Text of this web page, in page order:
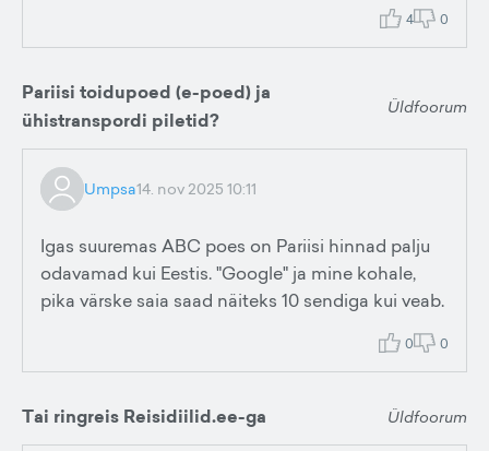
4 0
Pariisi toidupoed (e-poed) ja
ühistranspordi piletid?
Üldfoorum
Umpsa14. nov 2025 10:11
Igas suuremas ABC poes on Pariisi hinnad palju
odavamad kui Eestis. "Google" ja mine kohale,
pika värske saia saad näiteks 10 sendiga kui veab.
0 0
Tai ringreis Reisidiilid.ee-ga Üldfoorum